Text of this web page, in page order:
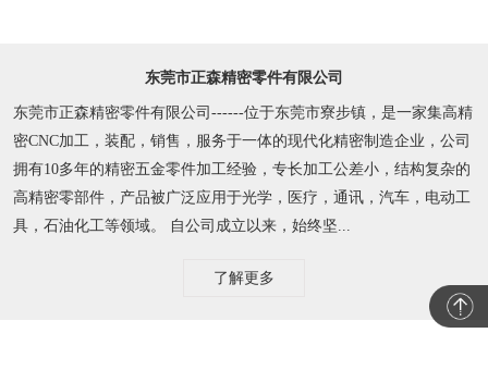
东莞市正森精密零件有限公司
东莞市正森精密零件有限公司------位于东莞市寮步镇，是一家集高精
密CNC加工，装配，销售，服务于一体的现代化精密制造企业，公司
拥有10多年的精密五金零件加工经验，专长加工公差小，结构复杂的
高精密零部件，产品被广泛应用于光学，医疗，通讯，汽车，电动工
具，石油化工等领域。 自公司成立以来，始终坚...
了解更多